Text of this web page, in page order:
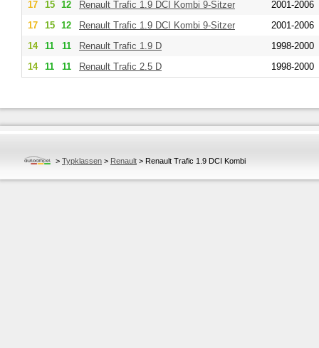
17 15 12 Renault Trafic 1.9 DCI Kombi 9-Sitzer
2001-2006
17
15 12 Renault Trafic 1.9 DCI Kombi 9-Sitzer
2001-2006
14
11 11 Renault Trafic 1.9 D
1998-2000
14
11 11 Renault Trafic 2.5 D 1998-2000
> Typklassen > Renault > Renault Trafic 1.9 DCI Kombi